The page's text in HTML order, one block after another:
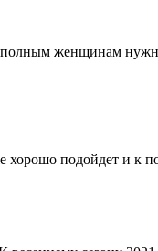
женщинам
подойдет и к